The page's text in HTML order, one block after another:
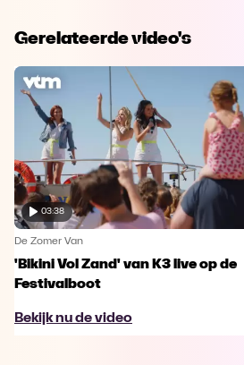
Gerelateerde video's
03:38
De Zomer Van
'Bikini Vol Zand' van K3 live op de
Festivalboot
Bekijk nu de video